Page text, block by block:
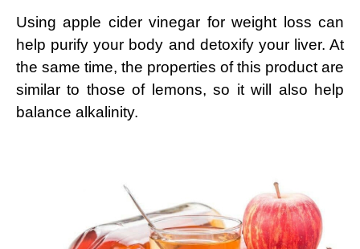
Using apple cider vinegar for weight loss can
help purify your body and detoxify your liver. At
the same time, the properties of this product are
similar to those of lemons, so it will also help
balance alkalinity.